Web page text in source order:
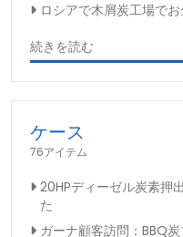
ロシアで木屑炭工場で
続きを読む
ケース
76アイテム
20HPディーゼル炭素押
た
ガーナ顧客訪問：BBQ